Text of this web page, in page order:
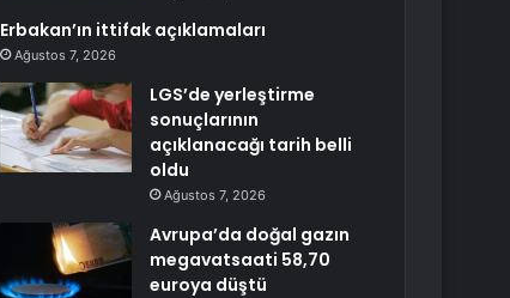
Erbakan’ın ittifak açıklamaları
Ağustos 7, 2026
LGS’de yerleştirme
sonuçlarının
açıklanacağı tarih belli
oldu
Ağustos 7, 2026
Avrupa’da doğal gazın
megavatsaati 58,70
euroya düştü